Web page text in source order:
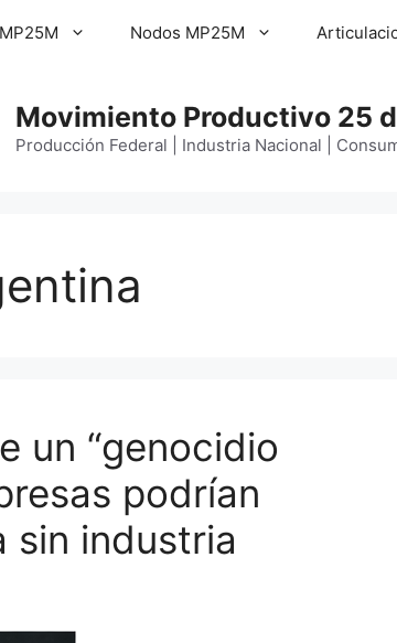
Nodos MP25M
Movimiento Productivo 25
Producción Federal | Industria Nacional |
un “genocidio
podrían
sin industria